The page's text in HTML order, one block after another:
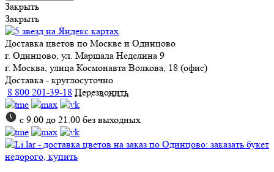
Закрыть
Закрыть
Доставка цветов по Москве и Одинцово
г. Одинцово, ул. Маршала Неделина 9
г. Москва, улица Космонавта Волкова, 18 (офис)
Доставка - круглосуточно
8 800 201-39-18 Перезвонить
с 9.00 до 21.00 без выходных